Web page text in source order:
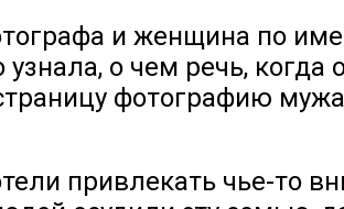
и женщина по
узнала, о чем речь,
фотографию
привлекать чье-то